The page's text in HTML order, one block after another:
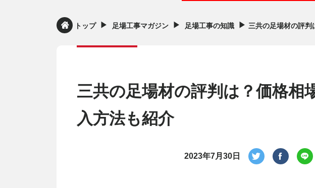
トップ ▶︎ 足場工事マガジン ▶︎ 足場工事の知識 ▶︎ 三共の足場材の評判
三共の足場材の評判は？価格相
入方法も紹介
2023年7月30日